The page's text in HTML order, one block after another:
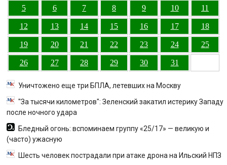
5 6 7 8 9 10 11
12 13 14 15 16 17 18
19 20 21 22 23 24 25
26 27 28 29 30 31
Уничтожено еще три БПЛА, летевших на Москву
"За тысячи километров": Зеленский закатил истерику Западу
после ночного удара
Бледный огонь: вспоминаем группу «25/17» — великую и
(часто) ужасную
Шесть человек пострадали при атаке дрона на Ильский НПЗ